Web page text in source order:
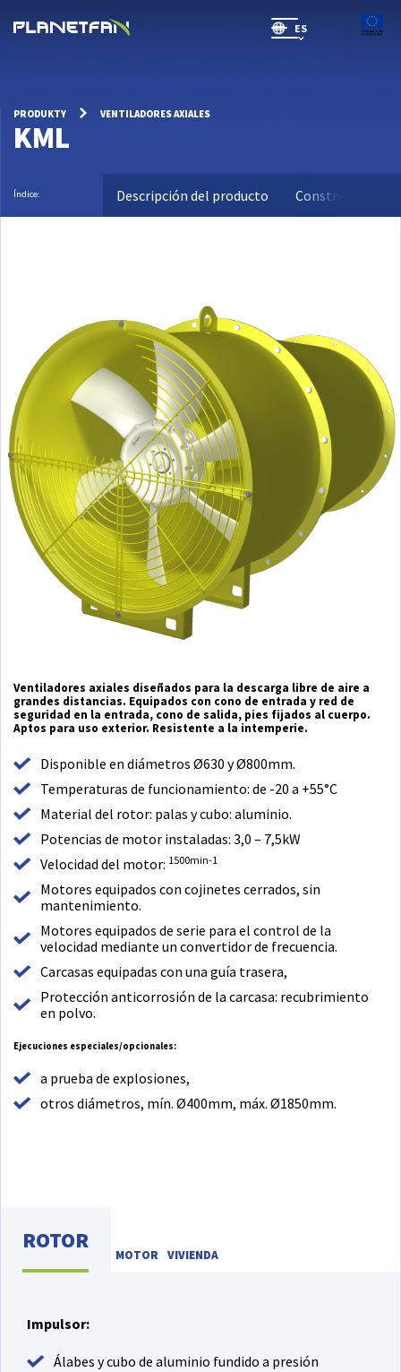
ES
PRODUKTY VENTILADORES AXIALES
KML
Índice: Descripción del producto Construcción
Ventiladores axiales diseñados para la descarga libre de aire a
grandes distancias. Equipados con cono de entrada y red de
seguridad en la entrada, cono de salida, pies fijados al cuerpo.
Aptos para uso exterior. Resistente a la intemperie.
Disponible en diámetros Ø630 y Ø800mm.
Temperaturas de funcionamiento: de -20 a +55°C
Material del rotor: palas y cubo: aluminio.
Potencias de motor instaladas: 3,0 – 7,5kW
Velocidad del motor: 1500min-1
Motores equipados con cojinetes cerrados, sin
mantenimiento.
Motores equipados de serie para el control de la
velocidad mediante un convertidor de frecuencia.
Carcasas equipadas con una guía trasera,
Protección anticorrosión de la carcasa: recubrimiento
en polvo.
Ejecuciones especiales/opcionales:
a prueba de explosiones,
otros diámetros, mín. Ø400mm, máx. Ø1850mm.
ROTOR
MOTOR VIVIENDA
Impulsor:
Álabes y cubo de aluminio fundido a presión